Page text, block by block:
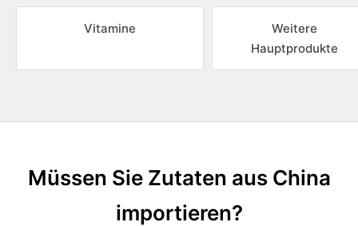
Vitamine
Weitere
Hauptprodukte
Müssen Sie Zutaten aus China
importieren?